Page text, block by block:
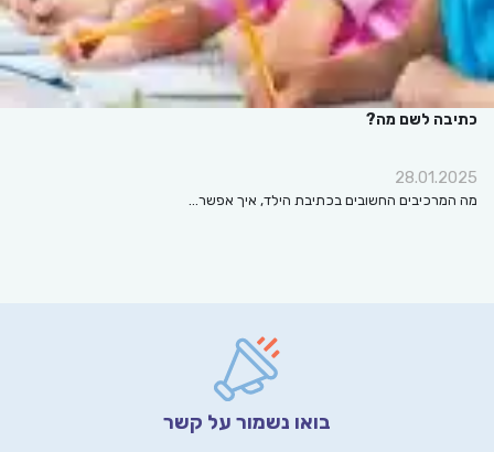
כתיבה לשם מה?
28.01.2025
מה המרכיבים החשובים בכתיבת הילד, איך אפשר…
בואו נשמור על קשר